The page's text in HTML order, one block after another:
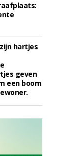
hartjes
geven
een boom